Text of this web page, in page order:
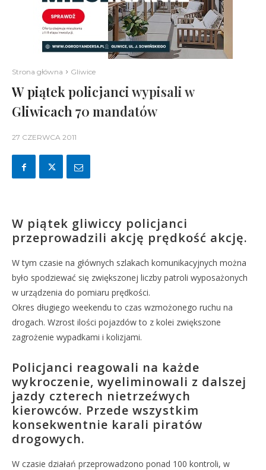
Strona główna Gliwice
W piątek policjanci wypisali w
Gliwicach 70 mandatów
27 CZERWCA 2011
W piątek gliwiccy policjanci
przeprowadzili akcję prędkość akcję.
W tym czasie na głównych szlakach komunikacyjnych można
było spodziewać się zwiększonej liczby patroli wyposażonych
w urządzenia do pomiaru prędkości.
Okres długiego weekendu to czas wzmożonego ruchu na
drogach. Wzrost ilości pojazdów to z kolei zwiększone
zagrożenie wypadkami i kolizjami.
Policjanci reagowali na każde
wykroczenie, wyeliminowali z dalszej
jazdy czterech nietrzeźwych
kierowców. Przede wszystkim
konsekwentnie karali piratów
drogowych.
W czasie działań przeprowadzono ponad 100 kontroli, w